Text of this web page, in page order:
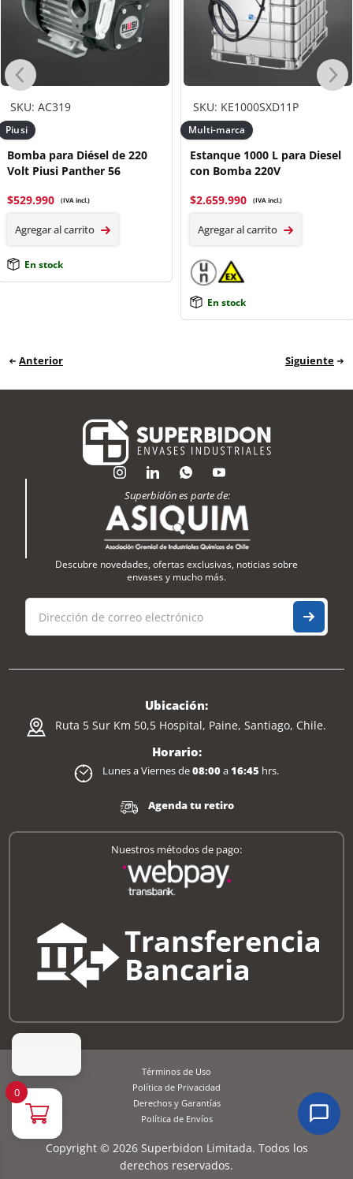
SKU: AC319
Piusi
Bomba para Diésel de 220
Volt Piusi Panther 56
$529.990 (IVA incl.)
Agregar al carrito
En stock
SKU: KE1000SXD11P
Multi-marca
Estanque 1000 L para Diesel
con Bomba 220V
$2.659.990 (IVA incl.)
Agregar al carrito
En stock
Anterior Siguiente
Superbidón es parte de:
Descubre novedades, ofertas exclusivas, noticias sobre
envases y mucho más.
Ubicación:
Ruta 5 Sur Km 50,5 Hospital, Paine, Santiago, Chile.
Horario:
Lunes a Viernes de08:00a16:45 hrs.
Agenda tu retiro
Nuestros métodos de pago:
Copyright © 2026 Superbidon Limitada. Todos los
derechos reservados.
Términos de Uso
Política de Privacidad
Derechos y Garantías
Política de Envíos
0